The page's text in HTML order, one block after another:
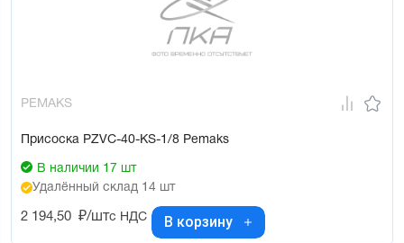
PEMAKS
Присоска PZVC-40-KS-1/8 Pemaks
В наличии 17 шт
Удалённый склад 14 шт
2 194,50 ₽/штс НДС В корзину